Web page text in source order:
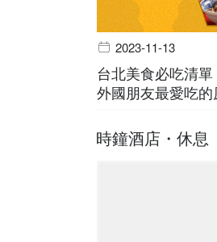
2023-11-13
台北美食必吃清
外國朋友最愛吃的
時鐘酒店・休息